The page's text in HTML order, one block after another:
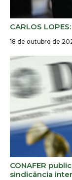
CARLOS
18 de outubro de
CONAFER
sindicância